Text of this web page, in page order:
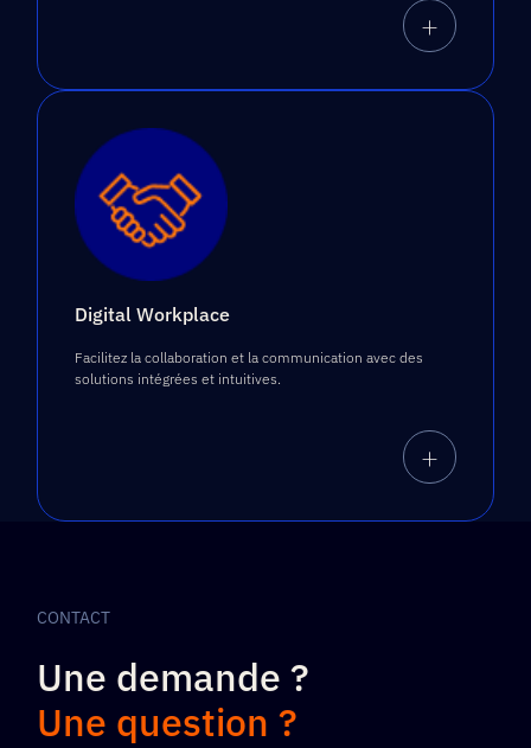
+
Digital Workplace
Facilitez la collaboration et la communication avec des
solutions intégrées et intuitives.
+
CONTACT
Une demande ?
Une question ?